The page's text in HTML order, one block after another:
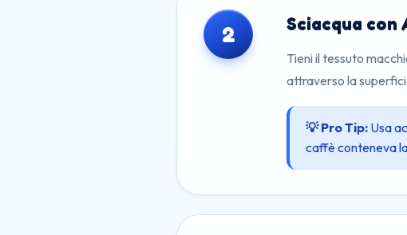
2 Sciacqua con
Tieni il tessuto
attraverso la
💡 Pro Tip: Usa
caffè conteneva